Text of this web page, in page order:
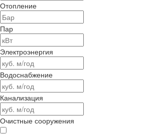
Отопление
Пар
Электроэнергия
Водоснабжение
Канализация
Очистные сооружения